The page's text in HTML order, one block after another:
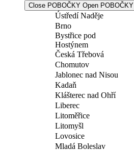
Close POBOČKY Open POBOČKY
Ústředí Naděje
Brno
Bystřice pod
Hostýnem
Česká Třebová
Chomutov
Jablonec nad Nisou
Kadaň
Klášterec nad Ohří
Liberec
Litoměřice
Litomyšl
Lovosice
Mladá Boleslav